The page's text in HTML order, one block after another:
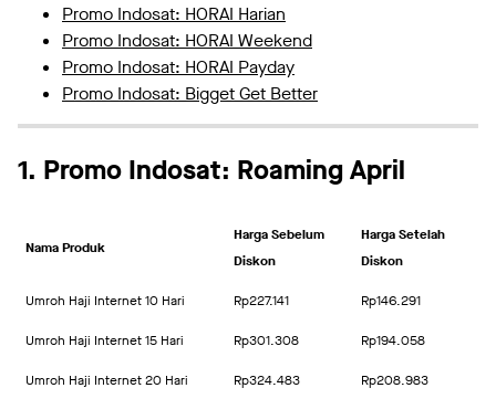
Promo Indosat: HORAI Harian
Promo Indosat: HORAI Weekend
Promo Indosat: HORAI Payday
Promo Indosat: Bigget Get Better
1. Promo Indosat: Roaming April
Nama Produk
Harga Sebelum
Diskon
Harga Setelah
Diskon
Umroh Haji Internet 10 Hari Rp227.141 Rp146.291
Umroh Haji Internet 15 Hari Rp301.308 Rp194.058
Umroh Haji Internet 20 Hari Rp324.483 Rp208.983